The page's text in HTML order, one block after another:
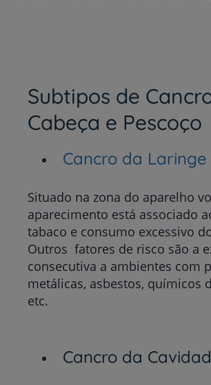
Subtipos de
Cabeça e Pescoço
Cancro da Laringe
Situado na zona do aparelho
aparecimento está associado
tabaco e consumo excessivo
Outros fatores de risco são a
consecutiva a ambientes com
metálicas, asbestos, químicos
etc.
Cancro da